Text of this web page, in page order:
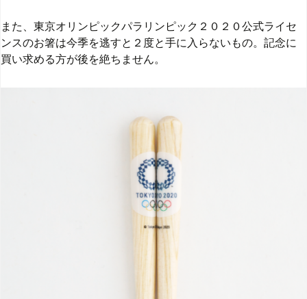
また、東京オリンピックパラリンピック２０２０公式ライセ
ンスのお箸は今季を逃すと２度と手に入らないもの。記念に
買い求める方が後を絶ちません。